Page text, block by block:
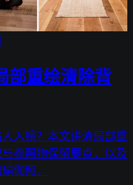
部重绘清除背
入镜？本文讲清局部重
参照物保留要点，以及
伽照。